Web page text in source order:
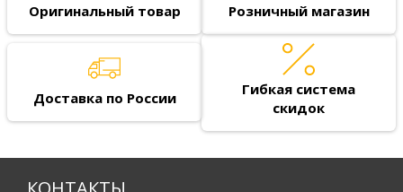
Оригинальный товар Розничный магазин
Доставка по России
Гибкая система
скидок